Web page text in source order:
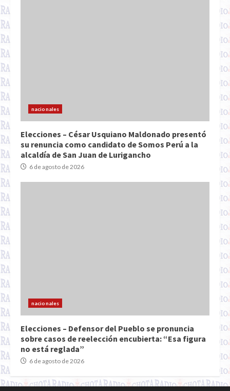
nacionales
Elecciones – César Usquiano Maldonado presentó
su renuncia como candidato de Somos Perú a la
alcaldía de San Juan de Lurigancho
6 de agosto de 2026
nacionales
Elecciones – Defensor del Pueblo se pronuncia
sobre casos de reelección encubierta: “Esa figura
no está reglada”
6 de agosto de 2026